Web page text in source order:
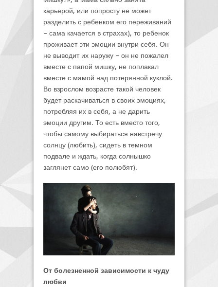
карьерой, или попросту не может
разделить с ребенком его переживаний
– сама качается в страхах), то ребенок
проживает эти эмоции внутри себя. Он
не выводит их наружу – он не пожалел
вместе с папой мишку, не поплакал
вместе с мамой над потерянной куклой.
Во взрослом возрасте такой человек
будет раскачиваться в своих эмоциях,
потребляя их в себя, а не дарить
эмоции другим. То есть вместо того,
чтобы самому выбираться навстречу
солнцу (любить), сидеть в темном
подвале и ждать, когда солнышко
заглянет само (его полюбят).
От болезненной зависимости к чуду
любви